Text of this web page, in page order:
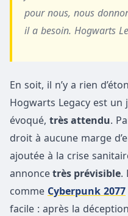
pour nous, nous
il a besoin. Hogwarts
En soit, il n’y a rien
Hogwarts Legacy est un
évoqué, très attendu.
droit à aucune marge
ajoutée à la crise
annonce très prévisible.
comme Cyberpunk 2077
facile : après la